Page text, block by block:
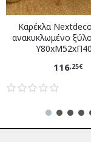
Καρέκλα
ανακυκλωμένο
116,25€